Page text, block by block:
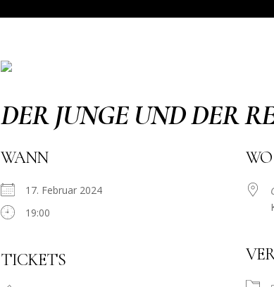
DER JUNGE UND DER
WANN
17. Februar 2024
19:00
TICKETS
WO